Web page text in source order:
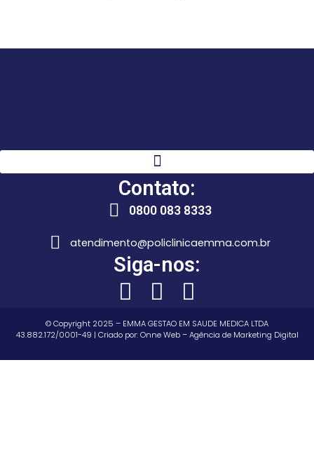
Contato:
0800 083 8333
atendimento@policlinicaemma.com.br
Siga-nos:
© Copyright 2025 – EMMA GESTAO EM SAUDE MEDICA LTDA
43.882.172/0001-49 | Criado por:Onne Web – Agência de Marketing Digital